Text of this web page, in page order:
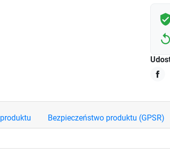
replay
Bezpieczeństwo produktu (GPSR)